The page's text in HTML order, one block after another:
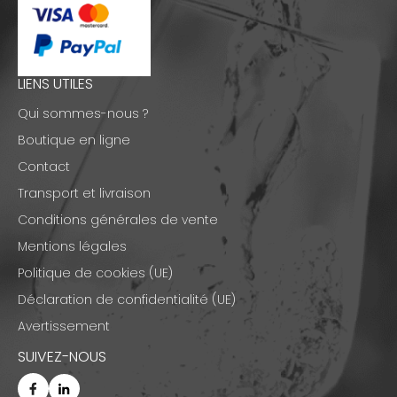
LIENS UTILES
Qui sommes-nous ?
Boutique en ligne
Contact
Transport et livraison
Conditions générales de vente
Mentions légales
Politique de cookies (UE)
Déclaration de confidentialité (UE)
Avertissement
SUIVEZ-NOUS